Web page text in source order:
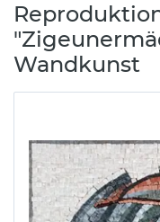
Wandkunst